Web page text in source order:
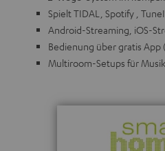
Spielt TIDAL, Spotify ,
Android-Streaming, iOS-
Bedienung über gratis App
Multiroom-Setups für